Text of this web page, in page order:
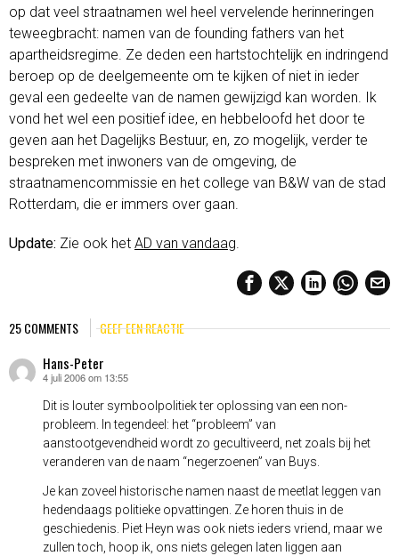
op dat veel straatnamen wel heel vervelende herinneringen
teweegbracht: namen van de founding fathers van het
apartheidsregime. Ze deden een hartstochtelijk en indringend
beroep op de deelgemeente om te kijken of niet in ieder
geval een gedeelte van de namen gewijzigd kan worden. Ik
vond het wel een positief idee, en hebbeloofd het door te
geven aan het Dagelijks Bestuur, en, zo mogelijk, verder te
bespreken met inwoners van de omgeving, de
straatnamencommissie en het college van B&W van de stad
Rotterdam, die er immers over gaan.
Update: Zie ook het AD van vandaag
25 COMMENTS GEEF EEN REACTIE
Hans-Peter
schreef:
4 juli 2006 om 13:55
Dit is louter symboolpolitiek ter oplossing van een non-
probleem. In tegendeel: het “probleem” van
aanstootgevendheid wordt zo gecultiveerd, net zoals bij het
veranderen van de naam “negerzoenen” van Buys.
Je kan zoveel historische namen naast de meetlat leggen van
hedendaags politieke opvattingen. Ze horen thuis in de
geschiedenis. Piet Heyn was ook niets ieders vriend, maar we
zullen toch, hoop ik, ons niets gelegen laten liggen aan